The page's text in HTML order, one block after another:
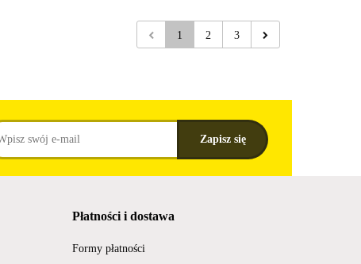
1 2 3
Płatności i dostawa
Formy płatności